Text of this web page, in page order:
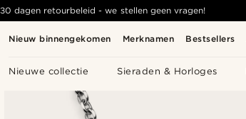
Nieuw binnengekomen Merknamen Bestsellers
Nieuwe collectie Sieraden & Horloges
30 dagen retourbeleid - we stellen geen vragen!